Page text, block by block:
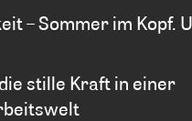
– Sommer im Kopf.
stille Kraft in einer